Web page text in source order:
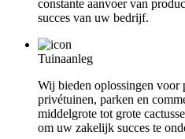
constante aanvoer van
succes van uw bedrijf.
Tuinaanleg
Wij bieden oplossingen voor
privétuinen, parken en
middelgrote tot grote
om uw zakelijk succes te